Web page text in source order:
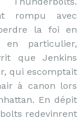
rompu avec
la foi en
en particulier,
que Jenkins
qui escomptait
à canon lors
En dépit
redevinrent